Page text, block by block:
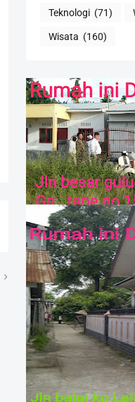
Teknologi (71)
Wisata (160)